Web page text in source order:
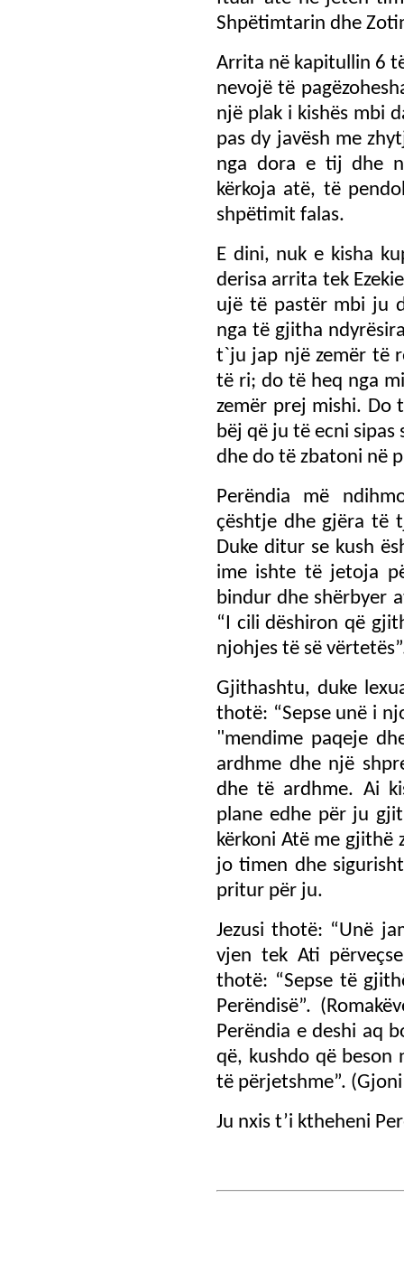
Shpëtimtarin dhe
Arrita në kapitullin 6
nevojë të
një plak i kishës mbi
pas dy javësh me
nga dora e tij dhe
kërkoja atë, të
shpëtimit falas.
E dini, nuk e kisha
derisa arrita tek
ujë të pastër mbi ju
nga të gjitha
t`ju jap një zemër të
të ri; do të heq nga
zemër prej mishi. Do
bëj që ju të ecni
dhe do të zbatoni në
Perëndia më
çështje dhe gjëra të
Duke ditur se kush
ime ishte të jetoja
bindur dhe shërbyer
“I cili dëshiron që
njohjes të së
Gjithashtu, duke
thotë: “Sepse unë i
"mendime paqeje
ardhme dhe një
dhe të ardhme. Ai
plane edhe për ju
kërkoni Atë me gjithë
jo timen dhe
pritur për ju.
Jezusi thotë: “Unë
vjen tek Ati
thotë: “Sepse të
Perëndisë”.
Perëndia e deshi aq
që, kushdo që
të përjetshme”.
Ju nxis t’i ktheheni